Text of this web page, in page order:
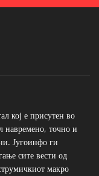
кој е присутен во
навремено, точно и
Југоинфо ги
сите вести од
макро